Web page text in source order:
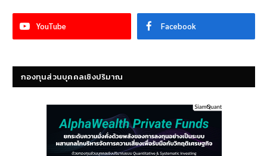
YouTube Facebook
กองทุนส่วนบุคคลเชิงปริมาณ